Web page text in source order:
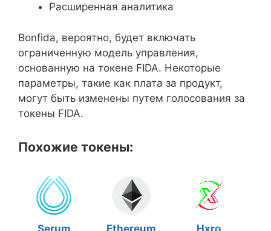
Расширенная аналитика
Bonfida, вероятно, будет включать
ограниченную модель управления,
основанную на токене FIDA. Некоторые
параметры, такие как плата за продукт,
могут быть изменены путем голосования за
токены FIDA.
Похожие токены:
Serum Ethereum Hxro